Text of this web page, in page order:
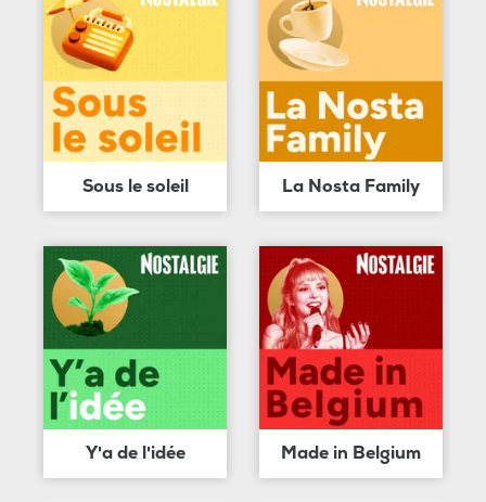
Sous le soleil La Nosta Family
Y'a de l'idée Made in Belgium